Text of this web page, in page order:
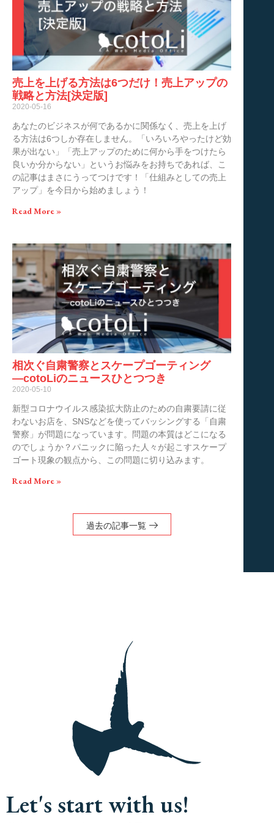
売上を上げる方法は6つだけ！売上アップの
戦略と方法[決定版]
2020-05-16
あなたのビジネスが何であるかに関係なく、売上を上げ
る方法は6つしか存在しません。「いろいろやったけど効
果が出ない」「売上アップのために何から手をつけたら
良いか分からない」というお悩みをお持ちであれば、こ
の記事はまさにうってつけです！「仕組みとしての売上
アップ」を今日から始めましょう！
Read More »
相次ぐ自粛警察とスケープゴーティング
―cotoLiのニュースひとつつき
2020-05-10
新型コロナウイルス感染拡大防止のための自粛要請に従
わないお店を、SNSなどを使ってバッシングする「自粛
警察」が問題になっています。問題の本質はどこになる
のでしょうか？パニックに陥った人々が起こすスケープ
ゴート現象の観点から、この問題に切り込みます。
Read More »
過去の記事一覧
Let's start with us!